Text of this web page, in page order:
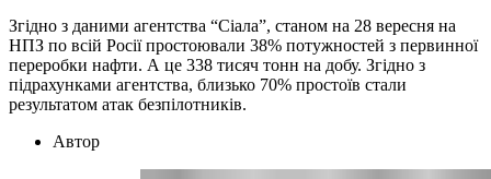
Згідно з даними агентства “Сіала”, станом на 28 вересня на
НПЗ по всій Росії простоювали 38% потужностей з первинної
переробки нафти. А це 338 тисяч тонн на добу. Згідно з
підрахунками агентства, близько 70% простоїв стали
результатом атак безпілотників.
Автор